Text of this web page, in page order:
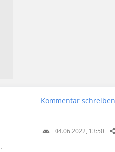
Kommentar schreiben
04.06.2022, 13:50